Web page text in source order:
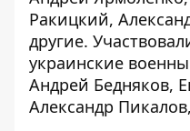
Ракицкий,
другие.
украинские
Андрей Бедняков,
Александр